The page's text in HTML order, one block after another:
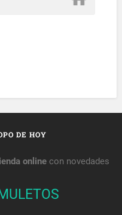
DE HOY
onlinecon novedades